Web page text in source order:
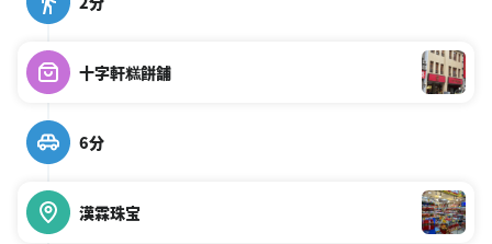
十字軒糕餅舗
6分
漢霖珠宝